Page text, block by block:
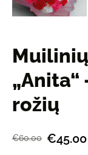
„Anita“
rožių
€60.00 €45.00